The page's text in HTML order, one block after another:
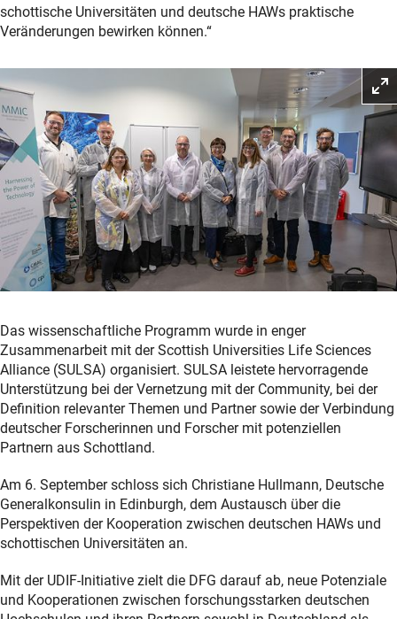
schottische Universitäten und deutsche HAWs praktische
Veränderungen bewirken können.“
Das wissenschaftliche Programm wurde in enger
Zusammenarbeit mit der Scottish Universities Life Sciences
Alliance (SULSA) organisiert. SULSA leistete hervorragende
Unterstützung bei der Vernetzung mit der Community, bei der
Definition relevanter Themen und Partner sowie der Verbindung
deutscher Forscherinnen und Forscher mit potenziellen
Partnern aus Schottland.
Am 6. September schloss sich Christiane Hullmann, Deutsche
Generalkonsulin in Edinburgh, dem Austausch über die
Perspektiven der Kooperation zwischen deutschen HAWs und
schottischen Universitäten an.
Mit der UDIF-Initiative zielt die DFG darauf ab, neue Potenziale
und Kooperationen zwischen forschungsstarken deutschen